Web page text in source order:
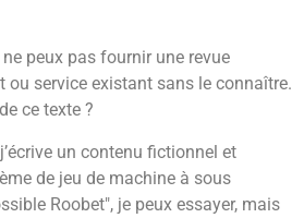
peux pas fournir une revue
ou service existant sans le connaître.
ce texte ?
un contenu fictionnel et
de jeu de machine à sous
Roobet", je peux essayer, mais